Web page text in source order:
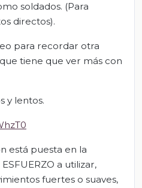
soldados. (Para
directos).
para recordar otra
tiene que ver más con
y lentos.
está puesta en la
a utilizar,
fuertes o suaves,